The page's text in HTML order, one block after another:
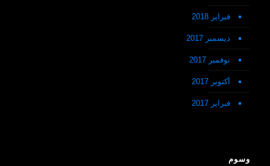
فبراير 2018
ديسمبر 2017
نوفمبر 2017
أكتوبر 2017
فبراير 2017
وسوم